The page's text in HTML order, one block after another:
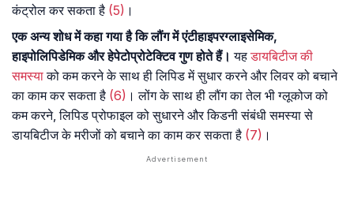
कंट्रोल कर सकता है (5) ।
एक अन्य शोध में कहा गया है कि लौंग में एंटीहाइपरग्लाइसेमिक,
हाइपोलिपिडेमिक और हेपेटोप्रोटेक्टिव गुण होते हैं। यहडायबिटीज की
समस्याको कम करने के साथ ही लिपिड में सुधार करने और लिवर को बचाने
का काम कर सकता है (6) । लोंग के साथ ही लौंग का तेल भी ग्लूकोज को
कम करने, लिपिड प्रोफाइल को सुधारने और किडनी संबंधी समस्या से
डायबिटीज के मरीजों को बचाने का काम कर सकता है (7) ।